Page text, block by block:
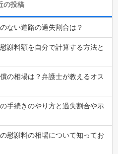
の投稿
ない道路の過失割合は？
謝料額を自分で計算する方法と
の相場は？弁護士が教えるオス
手続きのやり方と過失割合や示
慰謝料の相場について知ってお